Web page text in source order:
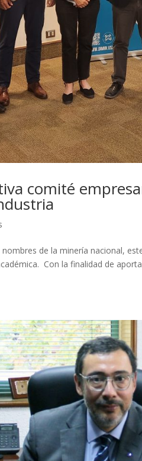
comité
de la minería nacional,
Con la finalidad de